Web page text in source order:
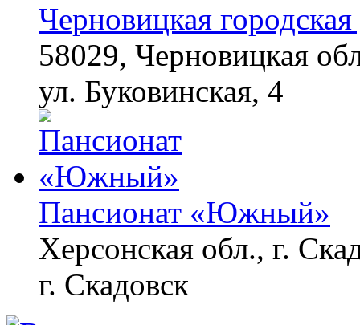
Черновицкая
58029, Черновицкая
ул. Буковинская, 4
Пансионат «Южный»
Херсонская обл., г.
г. Скадовск